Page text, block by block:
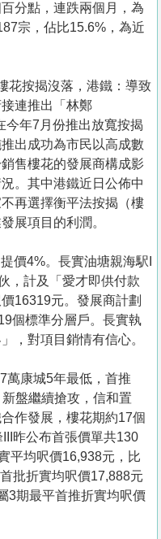
分點，連跌兩個月，為
宗，佔比15.6%，為近
花按揭沒落，港鐵：導致
連推出「林鄭
今年7月份推出放寬按揭
出成功為市民以高成數
售樓花的發展商構成影
。其中港鐵近日公佈中
再選擇衡平法按揭（樓
展項目的利潤。
價4%。長實油塘親海駅I
，計及「愛才即供付款
16319元。發展商計劃
個標準分層戶。長實執
，對項目銷情有信心。
萬康城5年最低，首推
盤繼續搶攻，信和置
作發展，樓花期約17個
昨公布首張價單共130
平均呎價16,938元，比
批折實均呎價17,888元
3期最平首推折實均呎價